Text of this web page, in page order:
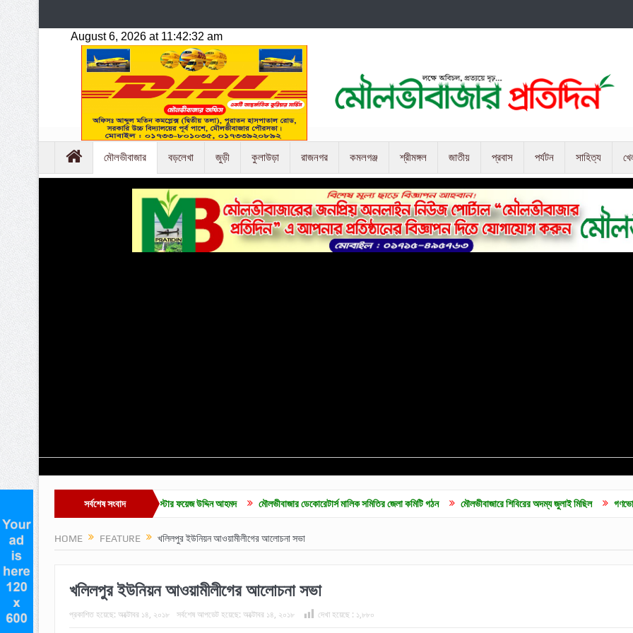
মৌলভীবাজার বড়লেখা জুড়ী কুলাউড়া রাজনগর কমলগঞ্জ শ্রীমঙ্গল জাতীয় প্রবাস পর্যটন সাহিত্য
সর্বশেষ সংবাদ
পেয়ে সদস্য নির্বাচিত হলেন ব্যারিস্টার ফয়েজ উদ্দিন আহমদ মৌলভীবাজার ডেকোরেটার্স মালিক সমিতির জেলা কমিটি গঠন মৌলভীবাজারে শিবিরের অদম্য জুলাই মিছিল গণভোটের রায়
HOME FEATURE খলিলপুর ইউনিয়ন আওয়ামীলীগের আলোচনা সভা
খলিলপুর ইউনিয়ন আওয়ামীলীগের আলোচনা সভা
প্রকাশিত হয়েছে: অক্টোবর ১৪, ২০১৮ সর্বশেষ আপডেট হয়েছে: অক্টোবর ১৪, ২০১৮ দেখা হয়েছে : ১,৮৮০